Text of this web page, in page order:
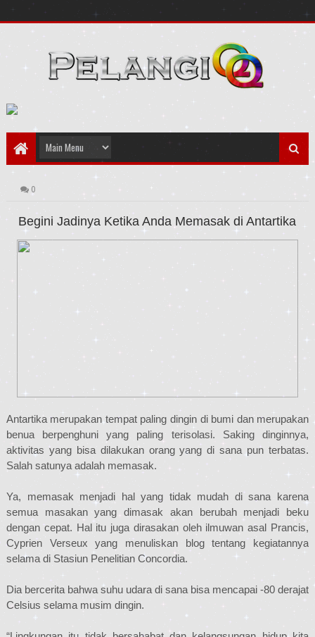
0
Begini Jadinya Ketika Anda Memasak di Antartika
Antartika merupakan tempat paling dingin di bumi dan merupakan
benua berpenghuni yang paling terisolasi. Saking dinginnya,
aktivitas yang bisa dilakukan orang yang di sana pun terbatas.
Salah satunya adalah memasak.
Ya, memasak menjadi hal yang tidak mudah di sana karena
semua masakan yang dimasak akan berubah menjadi beku
dengan cepat. Hal itu juga dirasakan oleh ilmuwan asal Prancis,
Cyprien Verseux yang menuliskan blog tentang kegiatannya
selama di Stasiun Penelitian Concordia.
Dia bercerita bahwa suhu udara di sana bisa mencapai -80 derajat
Celsius selama musim dingin.